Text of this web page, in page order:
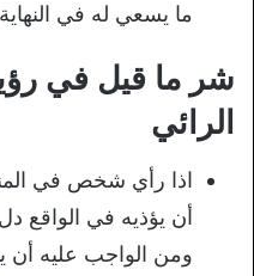
ما يسعي له في النهاية
شر ما قيل في
الرائي
اذا رأي شخص في
أن يؤذيه في الواقع
ومن الواجب عليه أن